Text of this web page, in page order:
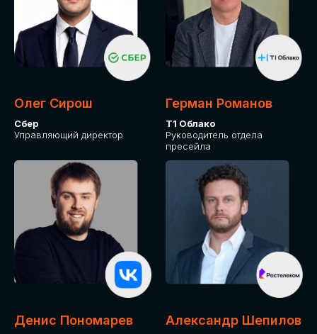
Олег Сирош
Сбер
Управляющий директор
Герман Романов
Т1 Облако
Руководитель отдела
пресейла
Денис Пономарев Александр Шепилов